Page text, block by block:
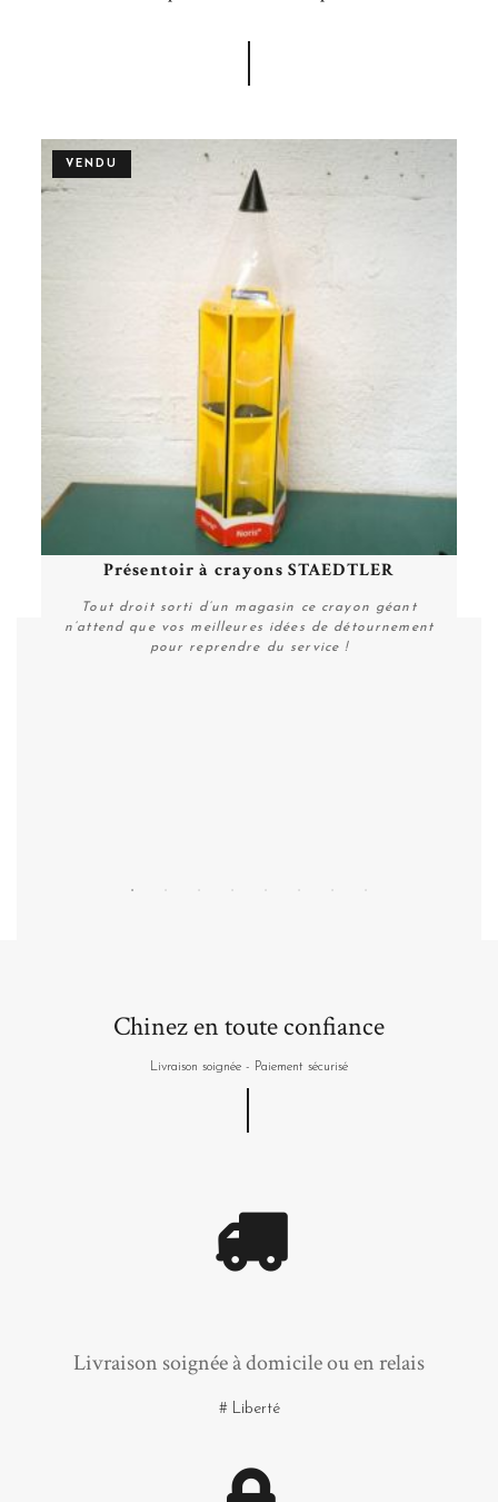
VENDU
Présentoir à crayons STAEDTLER
Tout droit sorti d’un magasin ce crayon géant
n’attend que vos meilleures idées de détournement
pour reprendre du service !
Chinez en toute confiance
Livraison soignée - Paiement sécurisé
Livraison soignée à domicile ou en relais
# Liberté